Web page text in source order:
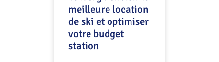
meilleure location
de ski et optimiser
votre budget
station